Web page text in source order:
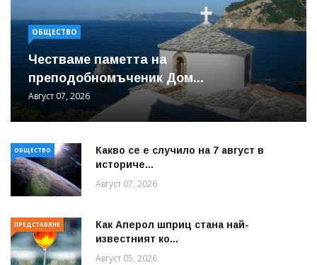
ОБЩЕСТВО
Честваме паметта на
преподобномъченик Дом...
Август 07, 2026
ОБЩЕСТВО
Какво се е случило на 7 август в
историче...
Август 07, 2026
ПРЕДСТАВЯНЕ
Как Аперол шприц стана най-
известният ко...
Август 05, 2026